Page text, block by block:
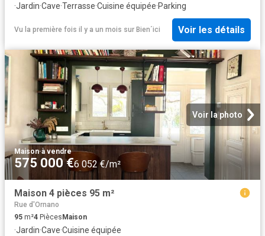
·Jardin·Cave·Terrasse·Cuisine équipée·Parking
Vu la première fois il y a un mois sur Bien´ici Voir les détails
Voir la photo
Maison·à vendre
575 000 €6 052 €/m²
Maison 4 pièces 95 m²
Rue d'Ornano
95 m²4 Pièces Maison
·Jardin·Cave·Cuisine équipée